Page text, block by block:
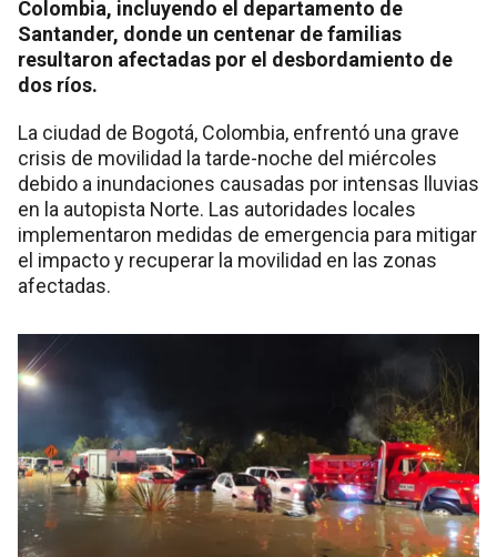
Colombia, incluyendo el departamento de
Santander, donde un centenar de familias
resultaron afectadas por el desbordamiento de
dos ríos.
La ciudad de Bogotá, Colombia, enfrentó una grave
crisis de movilidad la tarde-noche del miércoles
debido a inundaciones causadas por intensas lluvias
en la autopista Norte. Las autoridades locales
implementaron medidas de emergencia para mitigar
el impacto y recuperar la movilidad en las zonas
afectadas.